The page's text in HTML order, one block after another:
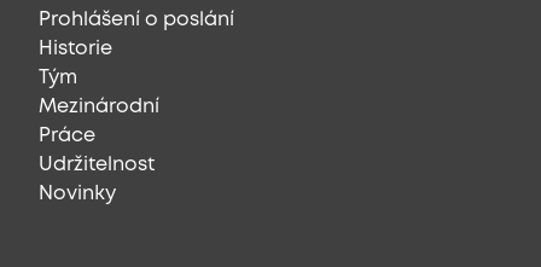
Prohlášení o poslání
Historie
Tým
Mezinárodní
Práce
Udržitelnost
Novinky